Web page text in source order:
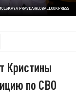
PRAVDA/GLOBALLOOKPRESS
Кристины
по СВО